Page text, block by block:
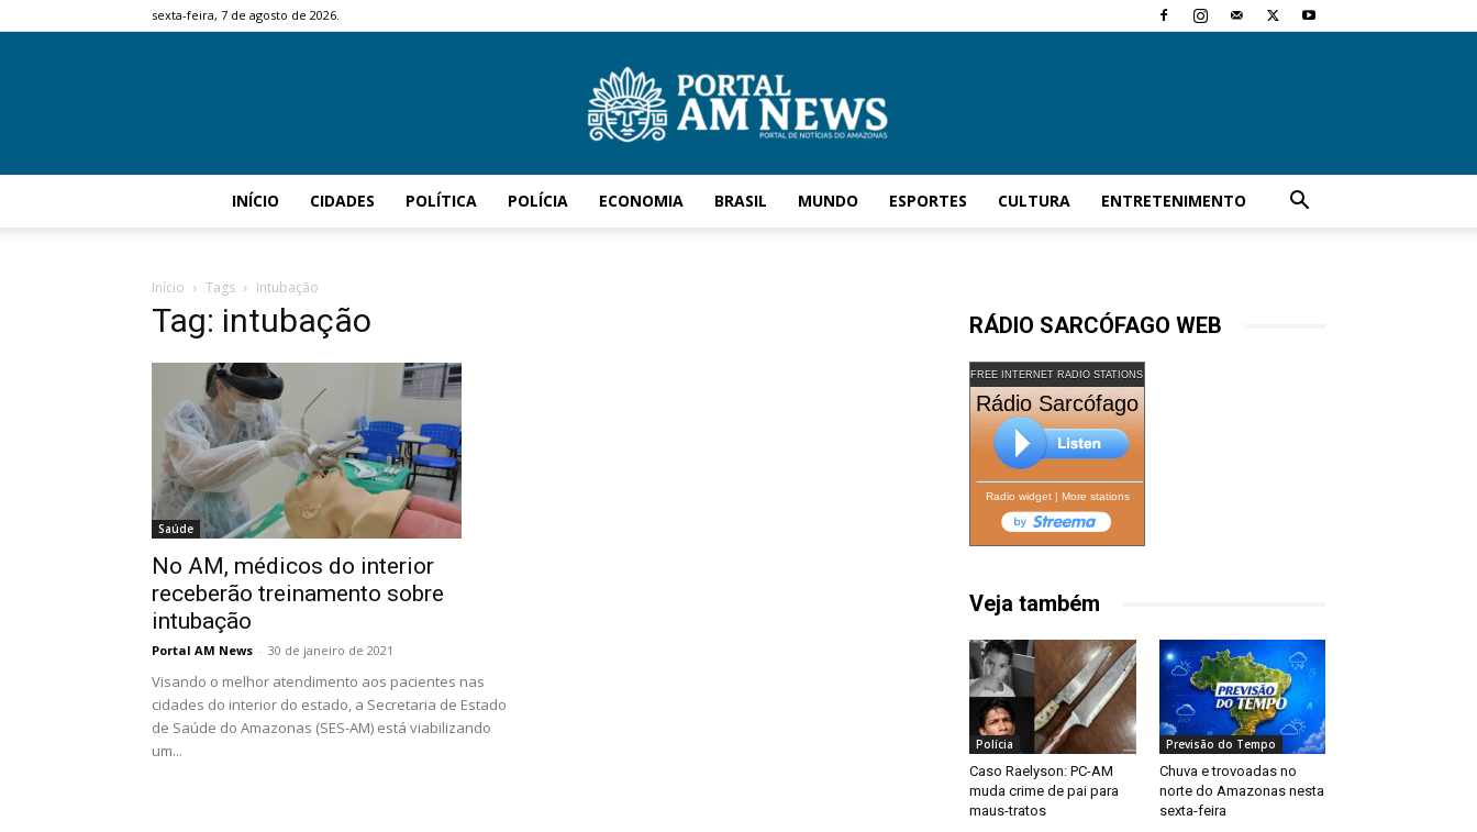
sexta-feira, 7 de agosto de 2026.
INÍCIO CIDADES POLÍTICA POLÍCIA ECONOMIA BRASIL MUNDO ESPORTES CULTURA ENTRETENIMENTO
Início Tags Intubação
Tag: intubação
Saúde
No AM, médicos do interior
receberão treinamento sobre
intubação
Portal AM News - 30 de janeiro de 2021
Visando o melhor atendimento aos pacientes nas
cidades do interior do estado, a Secretaria de Estado
de Saúde do Amazonas (SES-AM) está viabilizando
um...
RÁDIO SARCÓFAGO WEB
FREE INTERNET RADIO STATIONS
Rádio Sarcófago
Radio widget| More stations
Veja também
Polícia
Caso Raelyson: PC-AM
muda crime de pai para
maus-tratos
Previsão do Tempo
Chuva e trovoadas no
norte do Amazonas nesta
sexta-feira